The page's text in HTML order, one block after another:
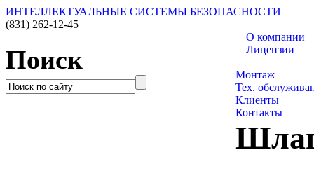
ИНТЕЛЛЕКТУАЛЬНЫЕ СИСТЕМЫ БЕЗОПАСНОСТИ
(831) 262-12-45
Поиск
О компании
Лицензии
Монтаж
Тех.
Клиенты
Контакты